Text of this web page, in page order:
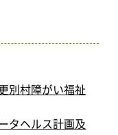
別村障がい福祉
タヘルス計画及